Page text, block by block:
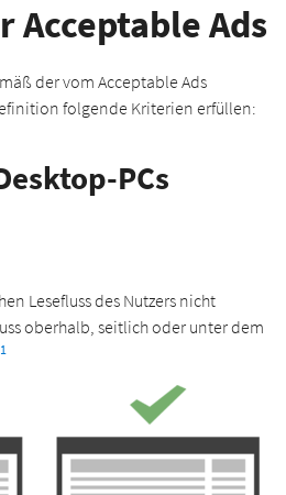
Ads
der vom Acceptable Ads
folgende Kriterien erfüllen:
PCs
Lesefluss des Nutzers nicht
oberhalb, seitlich oder unter dem
1